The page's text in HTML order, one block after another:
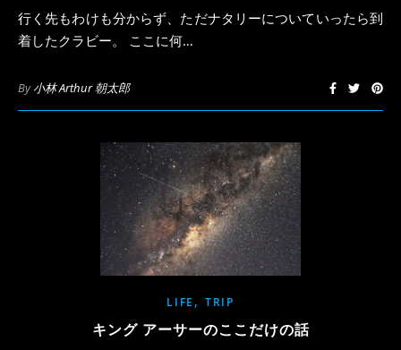
行く先もわけも分からず、ただナタリーについていったら到
着したクラビー。 ここに何…
By小林 Arthur 朝太郎
LIFE , TRIP
キング アーサーのここだけの話